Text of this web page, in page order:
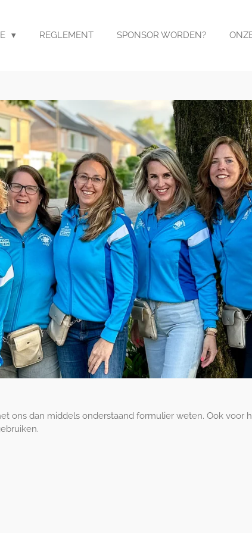
REGLEMENT SPONSOR WORDEN?
ons dan middels onderstaand formulier weten. Ook voor